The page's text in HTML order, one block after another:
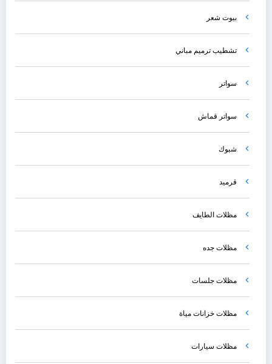
بيوت شعر
تشطيب ترميم مباني
سواتر
سواتر قماش
شبوك
قرميد
مظلات الطايف
مظلات جده
مظلات جلسات
مظلات خزانات مياة
مظلات سيارات